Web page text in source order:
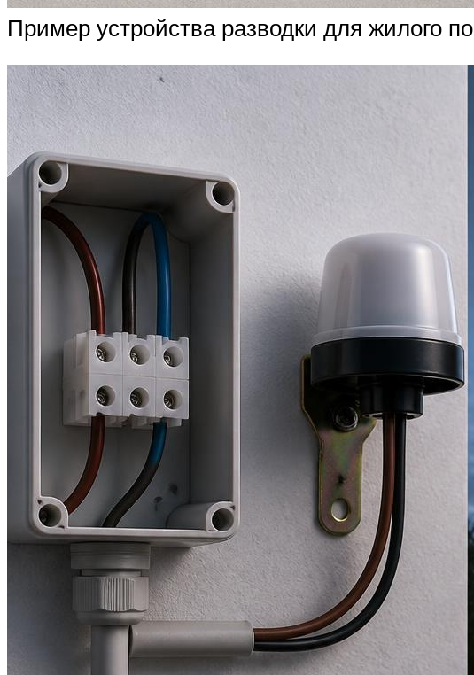
Пример устройства разводки для жилого